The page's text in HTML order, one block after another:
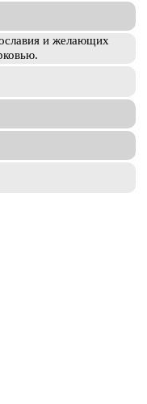
и желающих